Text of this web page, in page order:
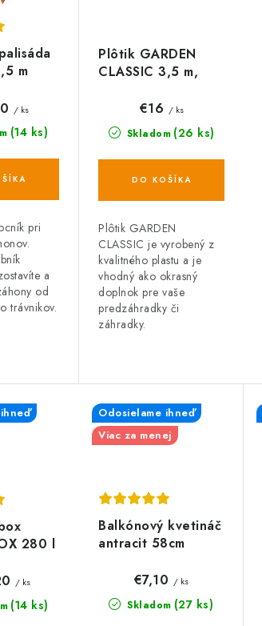
m
(14 ks)
/ ks
pri
a
od
trávnikov.
Plôtik GARDEN
CLASSIC 3,5 m,
Skladom (26 ks)
€16 / ks
DO KOŠÍKA
Plôtik GARDEN
CLASSIC je vyrobený z
kvalitného plastu a je
vhodný ako okrasný
doplnok pre vaše
predzáhradky či
záhradky.
280 l
(14 ks)
/ ks
Balkónový kvetináč
antracit 58cm
Odosielame ihneď
Viac za menej
Skladom (27 ks)
€7,10 / ks